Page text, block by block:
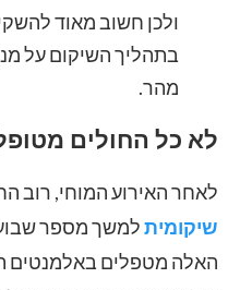
ולכן חשוב מאוד
בתהליך השיקום על
מהר.
לא כל החולים
לאחר האירוע המוחי, רוב
שיקומיתלמשך מספר
האלה מטפלים באלמנטים